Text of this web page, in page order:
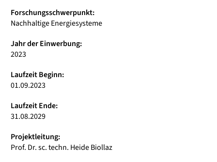
Forschungsschwerpunkt:
Nachhaltige Energiesysteme
Jahr der Einwerbung:
2023
Laufzeit Beginn:
01.09.2023
Laufzeit Ende:
31.08.2029
Projektleitung:
Prof. Dr. sc. techn. Heide Biollaz